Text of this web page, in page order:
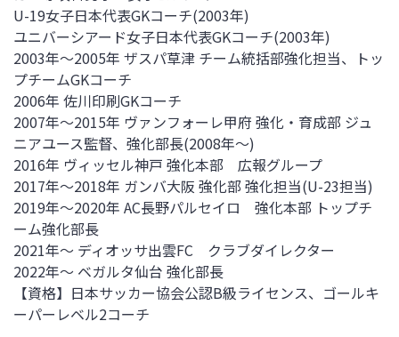
U-19女子日本代表GKコーチ(2003年)
ユニバーシアード女子日本代表GKコーチ(2003年)
2003年～2005年 ザスパ草津 チーム統括部強化担当、トッ
プチームGKコーチ
2006年 佐川印刷GKコーチ
2007年～2015年 ヴァンフォーレ甲府 強化・育成部 ジュ
ニアユース監督、強化部長(2008年～)
2016年 ヴィッセル神戸 強化本部 広報グループ
2017年～2018年 ガンバ大阪 強化部 強化担当(U-23担当)
2019年～2020年 AC長野パルセイロ 強化本部 トップチ
ーム強化部長
2021年～ ディオッサ出雲FC クラブダイレクター
2022年～ ベガルタ仙台 強化部長
【資格】日本サッカー協会公認B級ライセンス、ゴールキ
ーパーレベル2コーチ